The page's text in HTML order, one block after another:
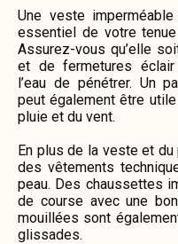
Une veste
essentiel de votre
Assurez-vous qu’elle
et de fermetures éclair
l’eau de pénétrer. Un
peut également être
pluie et du vent.
En plus de la veste et du
des vêtements
peau. Des chaussettes
de course avec une
mouillées sont
glissades.